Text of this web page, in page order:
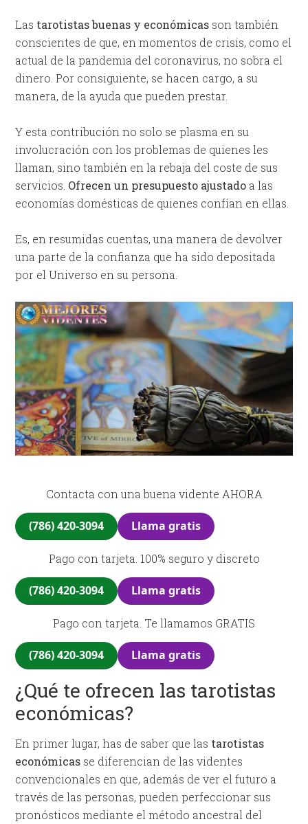
Las tarotistas buenas y económicas son también
conscientes de que, en momentos de crisis, como el
actual de la pandemia del coronavirus, no sobra el
dinero. Por consiguiente, se hacen cargo, a su
manera, de la ayuda que pueden prestar.
Y esta contribución no solo se plasma en su
involucración con los problemas de quienes les
llaman, sino también en la rebaja del coste de sus
servicios. Ofrecen un presupuesto ajustado a las
economías domésticas de quienes confían en ellas.
Es, en resumidas cuentas, una manera de devolver
una parte de la confianza que ha sido depositada
por el Universo en su persona.
Contacta con una buena vidente AHORA
(786) 420-3094 Llama gratis
Pago con tarjeta. 100% seguro y discreto
(786) 420-3094 Llama gratis
Pago con tarjeta. Te llamamos GRATIS
(786) 420-3094 Llama gratis
¿Qué te ofrecen las tarotistas
económicas?
En primer lugar, has de saber que las tarotistas
económicas se diferencian de las videntes
convencionales en que, además de ver el futuro a
través de las personas, pueden perfeccionar sus
pronósticos mediante el método ancestral del